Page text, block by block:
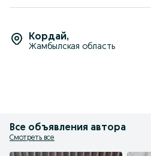
Кордай,
Жамбылская область
Все объявления автора
Смотреть все